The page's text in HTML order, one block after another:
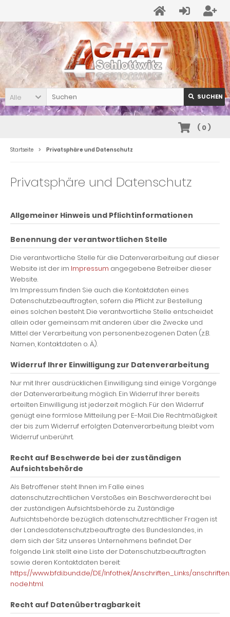
Alle SUCHEN
( 0)
Startseite Privatsphäre und Datenschutz
Privatsphäre und Datenschutz
Allgemeiner Hinweis und Pflichtinformationen
Benennung der verantwortlichen Stelle
Die verantwortliche Stelle für die Datenverarbeitung auf dieser
Website ist der im Impressum angegebene Betreiber dieser
Website.
Im Impressum finden Sie auch die Kontaktdaten eines
Datenschutzbeauftragten, sofern die Pflicht zur Bestellung
eines solchen besteht. Die verantwortliche Stelle entscheidet
allein oder gemeinsam mit anderen über die Zwecke und
Mittel der Verarbeitung von personenbezogenen Daten (z.B.
Namen, Kontaktdaten o. Ä.).
Widerruf Ihrer Einwilligung zur Datenverarbeitung
Nur mit Ihrer ausdrücklichen Einwilligung sind einige Vorgänge
der Datenverarbeitung möglich. Ein Widerruf Ihrer bereits
erteilten Einwilligung ist jederzeit möglich. Für den Widerruf
genügt eine formlose Mitteilung per E-Mail. Die Rechtmäßigkeit
der bis zum Widerruf erfolgten Datenverarbeitung bleibt vom
Widerruf unberührt.
Recht auf Beschwerde bei der zuständigen
Aufsichtsbehörde
Als Betroffener steht Ihnen im Falle eines
datenschutzrechtlichen Verstoßes ein Beschwerderecht bei
der zuständigen Aufsichtsbehörde zu. Zuständige
Aufsichtsbehörde bezüglich datenschutzrechtlicher Fragen ist
der Landesdatenschutzbeauftragte des Bundeslandes, in
dem sich der Sitz unseres Unternehmens befindet. Der
folgende Link stellt eine Liste der Datenschutzbeauftragten
sowie deren Kontaktdaten bereit:
https://www.bfdi.bund.de/DE/Infothek/Anschriften_Links/
node.html.
Recht auf Datenübertragbarkeit